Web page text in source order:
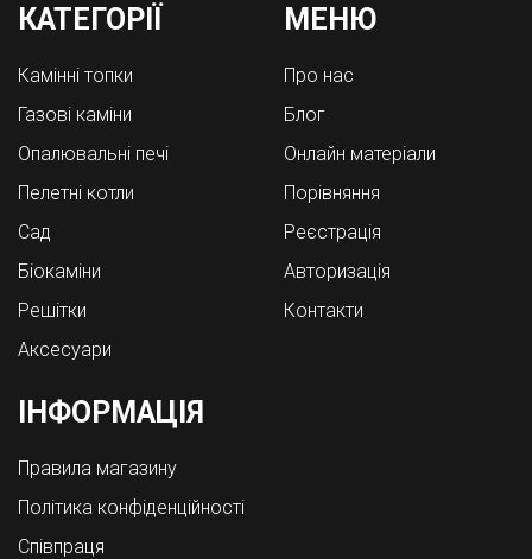
КАТЕГОРІЇ
Камінні топки
Газові каміни
Опалювальні печі
Пелетні котли
Cад
Біокаміни
Решітки
Аксесуари
МЕНЮ
Про нас
Блог
Онлайн матеріали
Порівняння
Реєстрація
Авторизація
Контакти
ІНФОРМАЦІЯ
Правила магазину
Політика конфіденційності
Співпраця